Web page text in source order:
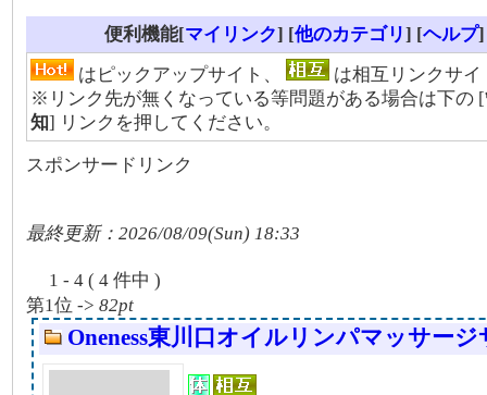
便利機能[マイリンク] [他のカテゴリ] [ヘルプ
はピックアップサイト、
は相互リンクサイ
※リンク先が無くなっている等問題がある場合は下の [
知] リンクを押してください。
スポンサードリンク
最終更新：2026/08/09(Sun) 18:33
1 - 4 ( 4 件中 )
第1位 -> 82pt
Oneness東川口オイルリンパマッサー